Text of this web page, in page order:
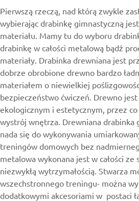
Pierwszą rzeczą, nad którą zwykle
wybierając drabinkę gimnastyczną
materiału. Mamy tu do wyboru
drabinkę w całości metalową bądź
materiały. Drabinka drewniana jest
dobrze obrobione drewno bardzo
materiałem o niewielkiej
bezpieczeństwo ćwiczeń. Drewno
ekologicznym i estetycznym, przez
wystrój wnętrza. Drewniana drabinka
nada się do wykonywania
treningów domowych bez
metalowa wykonana jest w całości ze
niezwykłą wytrzymałością. Stwarza
wszechstronnego treningu- można
dodatkowymi akcesoriami w postaci